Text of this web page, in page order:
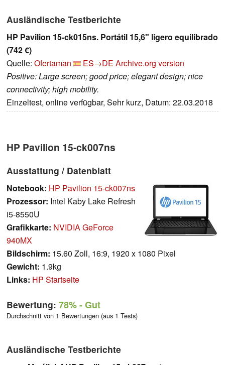
Ausländische Testberichte
HP Pavilion 15-ck015ns. Portátil 15,6" ligero equilibrado
(742 €)
Quelle: Ofertaman ES→DE Archive.org version
Positive: Large screen; good price; elegant design; nice
connectivity; high mobility.
Einzeltest, online verfügbar, Sehr kurz, Datum: 22.03.2018
HP Pavilion 15-ck007ns
Ausstattung / Datenblatt
Notebook: HP Pavilion 15-ck007ns
Prozessor: Intel Kaby Lake Refresh
i5-8550U
Grafikkarte: NVIDIA GeForce
940MX
Bildschirm: 15.60 Zoll, 16:9, 1920 x 1080 Pixel
Gewicht: 1.9kg
Links: HP Startseite
Bewertung: 78%- Gut
Durchschnitt von 1 Bewertungen (aus 1 Tests)
Ausländische Testberichte